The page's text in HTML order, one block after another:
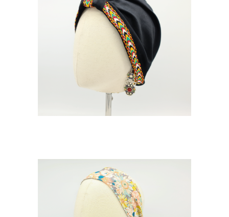
BONNIE SFIFA
€